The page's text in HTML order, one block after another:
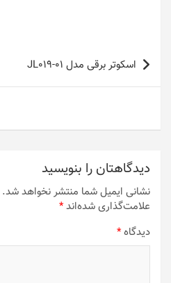
راهبری
نوشته
اسکوتر برقی مدل JL019-01
دیدگاهتان را بنویسید
نشانی ایمیل شما منتشر نخواهد شد.
علامت‌گذاری شده‌اند*
دیدگاه*